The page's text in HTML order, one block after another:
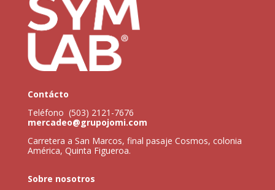
Contácto
Teléfono (503) 2121-7676
mercadeo@grupojomi.com
Carretera a San Marcos, final pasaje Cosmos, colonia
América, Quinta Figueroa.
Sobre nosotros